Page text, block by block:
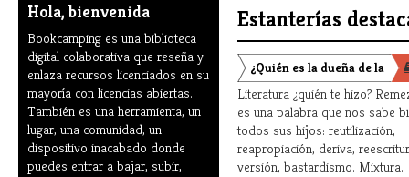
Hola, bienvenida
Bookcamping es una biblioteca
digital colaborativa que reseña y
enlaza recursos licenciados en su
mayoría con licencias abiertas.
También es una herramienta, un
lugar, una comunidad, un
dispositivo inacabado donde
puedes entrar a bajar, subir,
Estanterías
¿Quién es la dueña de la
literatura?
Literatura ¿quién te hizo?
es una palabra que nos sabe
todos sus hijos: reutilización,
reapropiación, deriva,
versión, bastardismo. Mixtura.